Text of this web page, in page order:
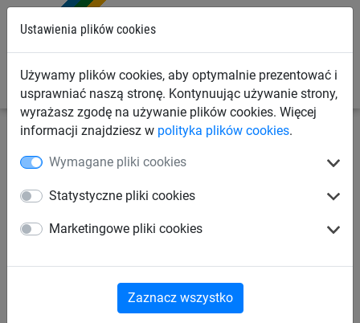
Ustawienia plików cookies
Używamy plików cookies, aby optymalnie prezentować i
usprawniać naszą stronę. Kontynuując używanie strony,
wyrażasz zgodę na używanie plików cookies. Więcej
informacji znajdziesz w polityka plików cookies.
Wymagane pliki cookies
Statystyczne pliki cookies
Marketingowe pliki cookies
Zaznacz wszystko
Akcesoria
Nakrętka oczkowa M10